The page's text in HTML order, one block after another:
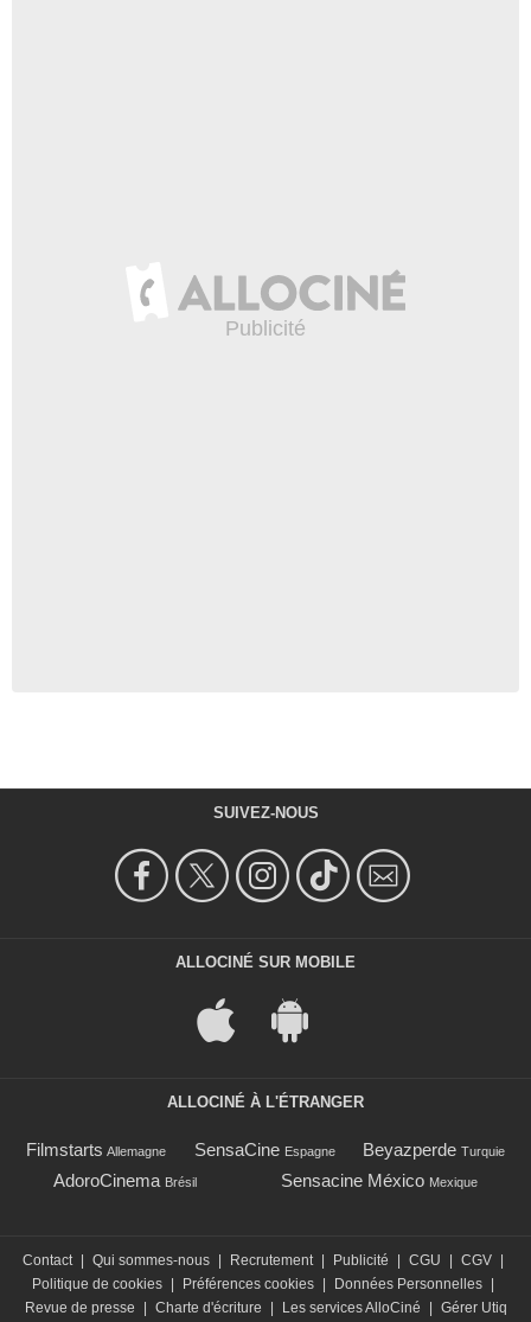
SUIVEZ-NOUS
ALLOCINÉ SUR MOBILE
ALLOCINÉ À L'ÉTRANGER
Filmstarts Allemagne SensaCine Espagne Beyazperde Turquie
AdoroCinema Brésil Sensacine México Mexique
Contact | Qui sommes-nous | Recrutement | Publicité | CGU | CGV |
Politique de cookies | Préférences cookies | Données Personnelles |
Revue de presse
| Charte d'écriture | Les services AlloCiné | Gérer Utiq